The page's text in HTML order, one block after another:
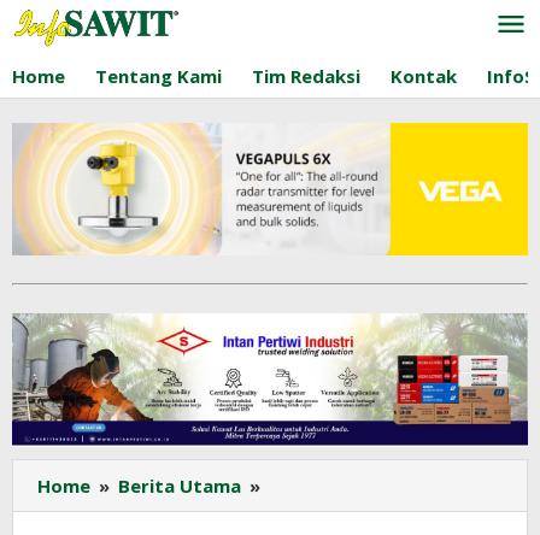
Lewati
ke
konten
Home Tentang Kami Tim Redaksi Kontak
Home » Berita Utama »
Perkebunan